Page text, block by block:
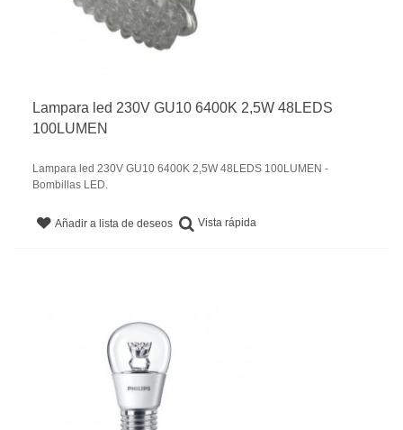
Lampara led 230V GU10 6400K 2,5W 48LEDS
100LUMEN
Lampara led 230V GU10 6400K 2,5W 48LEDS 100LUMEN -
Bombillas LED.
Añadir a lista de deseos Vista rápida